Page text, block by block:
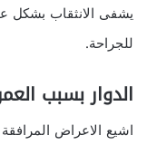
يشفى الانثقاب بشكل
للجراحة.
الدوار بسبب
اشيع الاعراض